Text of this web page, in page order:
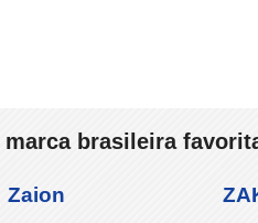
brasileira
Zaion